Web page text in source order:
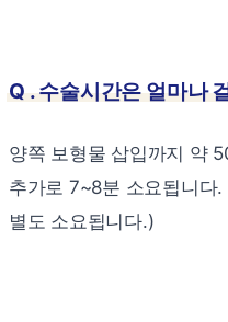
Q . 수술시간은 얼마나
양쪽 보형물 삽입까지 약
추가로 7~8분 소요됩니다
별도 소요됩니다.)